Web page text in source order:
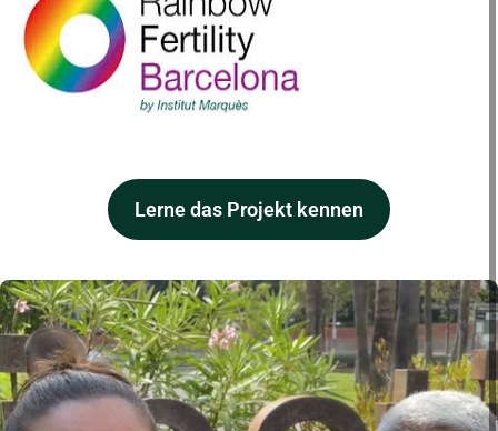
Lerne das Projekt kennen